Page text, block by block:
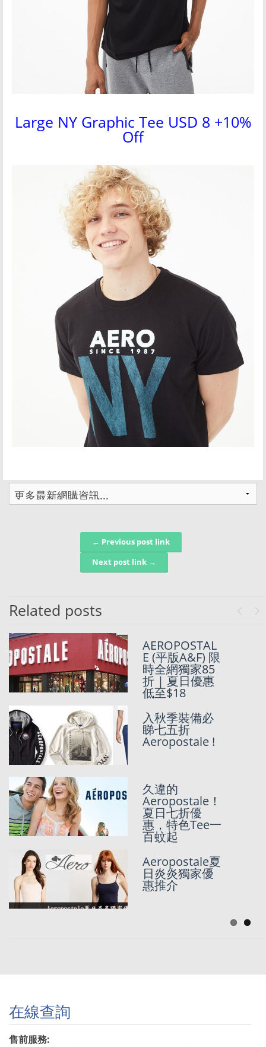
Large NY Graphic Tee USD 8 +10%
Off
Post navigation← Previous post link
Next post link →
Related posts
USD20一件輕
便耐用平價
Aero羽絨!!!
USD8 就有件
TEE!|
Aeropostale獨
家85折團
Aeropostale獨
家85折團|
USD8 就有件
TEE!
Aeropostale獨
家9折團久違地
返嚟啦
AEROPOSTAL
E (平版A&F) 限
時全網獨家85
折 | 夏日優惠
低至$18
入秋季裝備必
睇七五折
Aeropostale !
久違的
Aeropostale！
夏日七折優
惠，特色Tee一
百蚊起
Aeropostale夏
日炎炎獨家優
惠推介
在線查詢
售前服務: